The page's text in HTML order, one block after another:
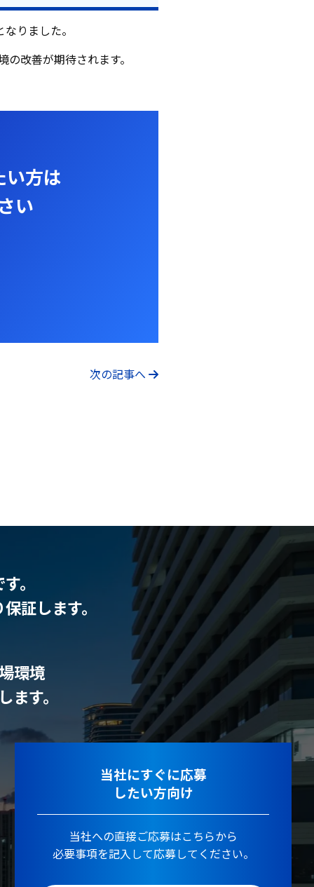
りました。
改善が期待されます。
い方は
い
次の記事へ
。
証します。
環境
す。
当社にすぐに応募
したい方向け
当社への直接ご応募はこちらから
必要事項を記入して応募してください。